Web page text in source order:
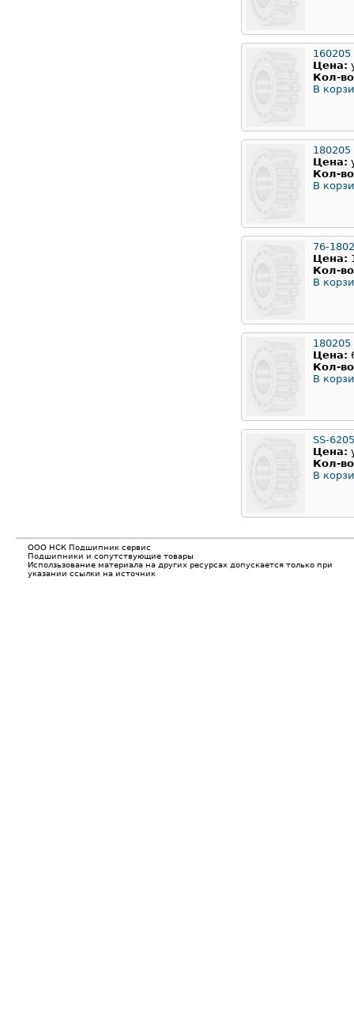
160205
Цена:
Кол-
В
180205
Цена:
Кол-
В
76-
Цена:
Кол-
В
180205
Цена:
Кол-
В
SS-
Цена:
Кол-
В
ООО НСК Подшипник сервис
Подшипники и сопутствующие товары
Исползьзование материала на других ресурсах допускается только при
указании ссылки на источник